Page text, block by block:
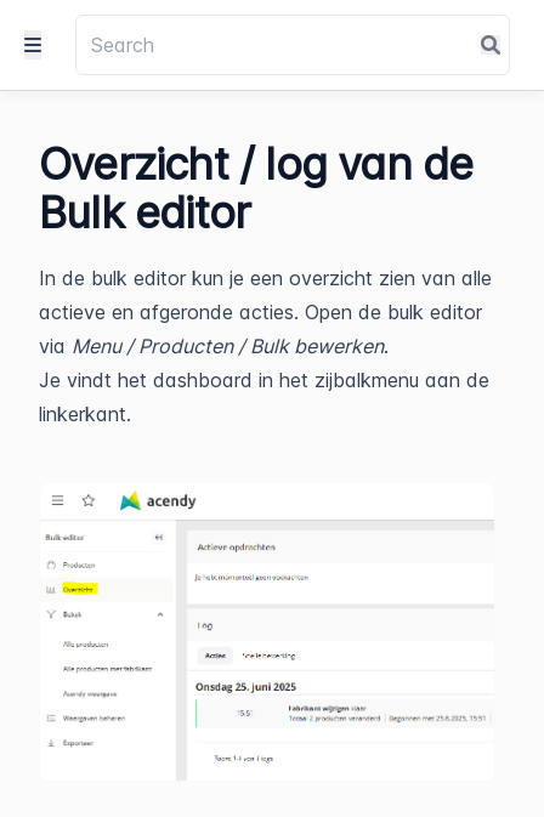
Overzicht / log van de
Bulk editor
In de bulk editor kun je een overzicht zien van alle
actieve en afgeronde acties. Open de bulk editor
via Menu / Producten / Bulk bewerken.
Je vindt het dashboard in het zijbalkmenu aan de
linkerkant.